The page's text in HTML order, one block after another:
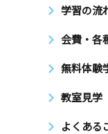
学習の流
会費・各
無料体験
教室見学
よくある